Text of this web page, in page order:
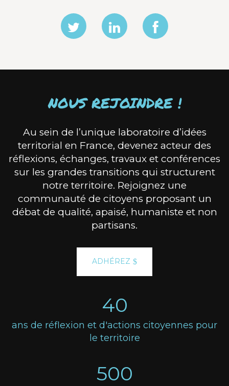
NOUS REJOINDRE !
Au sein de l’unique laboratoire d’idées
territorial en France, devenez acteur des
réflexions, échanges, travaux et conférences
sur les grandes transitions qui structurent
notre territoire. Rejoignez une
communauté de citoyens proposant un
débat de qualité, apaisé, humaniste et non
partisans.
ADHÉREZ
40
ans de réflexion et d'actions citoyennes pour
le territoire
500